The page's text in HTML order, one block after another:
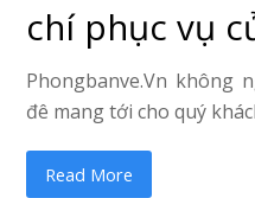
chí phục vụ
Phongbanve.Vn không
đê mang tới cho quý
Read More